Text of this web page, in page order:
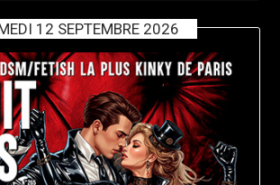
12 SEPTEMBRE 2026